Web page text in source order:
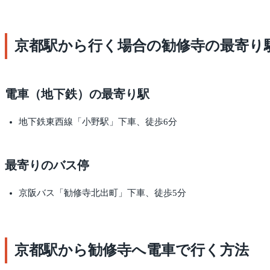
京都駅から行く場合の勧修寺の最寄り
電車（地下鉄）の最寄り駅
地下鉄東西線「小野駅」下車、徒歩6分
最寄りのバス停
京阪バス「勧修寺北出町」下車、徒歩5分
京都駅から勧修寺へ電車で行く方法